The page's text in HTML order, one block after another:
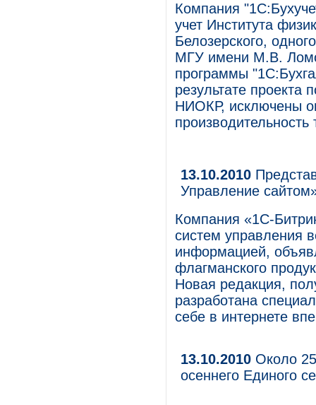
Компания
учет Института
Белозерского,
МГУ имени М.В.
программы
результате проекта
НИОКР, исключены
производительность
13.10.2010
Управление
Компания «1С-
систем управления
информацией,
флагманского
Новая редакция,
разработана
себе в интернете
13.10.2010 Около
осеннего Единого